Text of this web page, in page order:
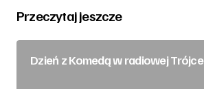
Przeczytaj jeszcze
Dzień z Komedą w radiowej Trójce